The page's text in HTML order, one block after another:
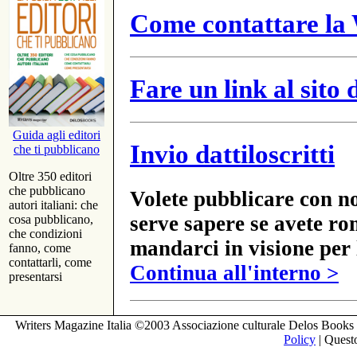
Guida agli editori
che ti pubblicano
Oltre 350 editori
che pubblicano
autori italiani: che
cosa pubblicano,
che condizioni
fanno, come
contattarli, come
presentarsi
Come contattare
Fare un link al sito
Invio dattiloscritti
Volete pubblicare con
serve sapere se avete
mandarci in visione
Continua all'interno >
Writers Magazine Italia ©2003 Associazione culturale Delos
Policy |